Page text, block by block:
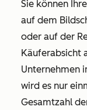
Sie können
auf dem
oder auf der
Käuferabsicht
Unternehmen
wird es nur
Gesamtzahl